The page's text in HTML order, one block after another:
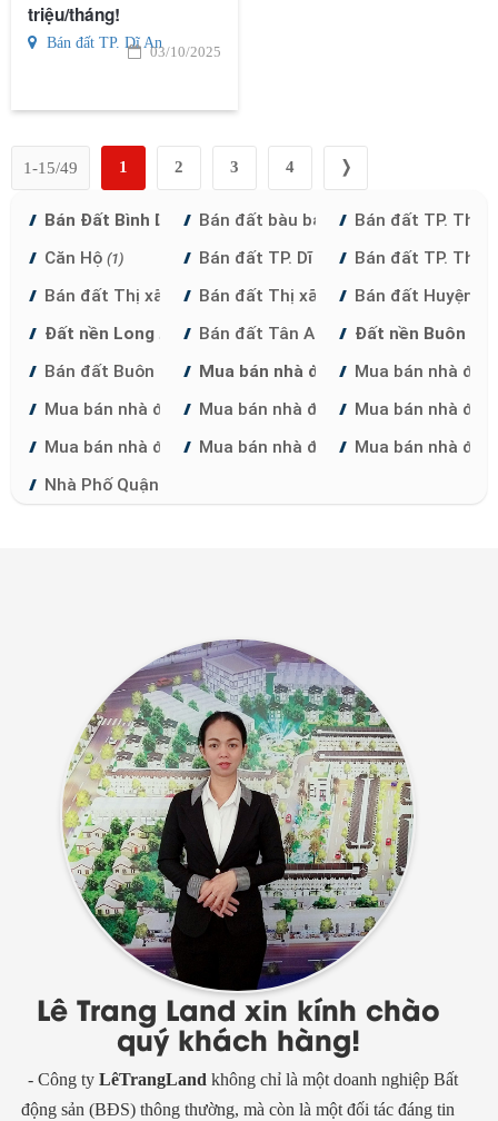
triệu/tháng!
Bán đất TP. Dĩ An
03/10/2025
1-15/49 1 2 3 4 ❭
Bán Đất Bình Dương(8)
Bán đất bàu bàng (1)
Bán đất TP. Thủ
Căn Hộ (1) Bán đất TP. Dĩ An(1)Bán đất TP.
Bán đất Thị xã Bến Cát (1)
Bán đất Thị xã Tân Uyên(1)
Bán đất Huyện
Đất nền Long An(1) Bán đất Tân An (1) Đất nền Buôn Hồ
Bán đất Buôn Hồ(1) Mua bán nhà đất TP. HCM(8)
Mua bán nhà đất
Mua bán nhà đất Quận 7(1)
Mua bán nhà đất Quận 6(1)
Mua bán nhà đất
Mua bán nhà đất Quận 4(1)
Mua bán nhà đất Quận 3(1)
Mua bán nhà đất
Nhà Phố Quận Thủ Đức
Lê Trang Land xin kính chào
quý khách hàng!
- Công ty LêTrangLand không chỉ là một doanh nghiệp Bất
động sản (BĐS) thông thường, mà còn là một đối tác đáng tin